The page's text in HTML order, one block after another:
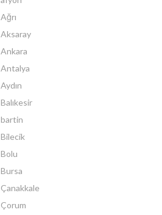
Ağrı
Aksaray
Ankara
Antalya
Aydın
Balıkesir
bartin
Bilecik
Bolu
Bursa
Çanakkale
Çorum